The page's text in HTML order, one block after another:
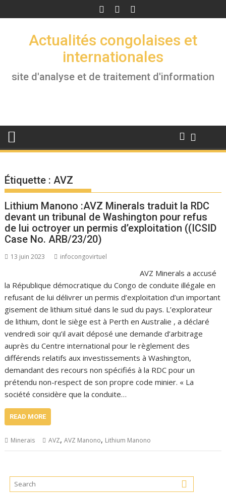
to
Actualités congolaises et
internationales
site d'analyse et de traitement d'information
Étiquette :AVZ
Lithium Manono :AVZ Minerals traduit la RDC
devant un tribunal de Washington pour refus
de lui octroyer un permis d’exploitation ((ICSID
Case No. ARB/23/20)
13 juin 2023 infocongovirtuel
AVZ Minerals a accusé
la République démocratique du Congo de conduite illégale en
refusant de lui délivrer un permis d’exploitation d’un important
gisement de lithium situé dans le sud du pays. L’explorateur
de lithium, dont le siège est à Perth en Australie , a déclaré
vendredi soir qu’il avait déposé une demande d’arbitrage
auprès du Centre international pour le règlement des
différends relatifs aux investissements à Washington,
demandant des recours non spécifiés à la RDC pour un
prétendu non-respect de son propre code minier. « La
société considère que la conduite…
READ MORE
Minerais AVZ,AVZ Manono, Lithium Manono